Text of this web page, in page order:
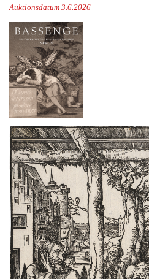
Auktionsdatum 3.6.2026